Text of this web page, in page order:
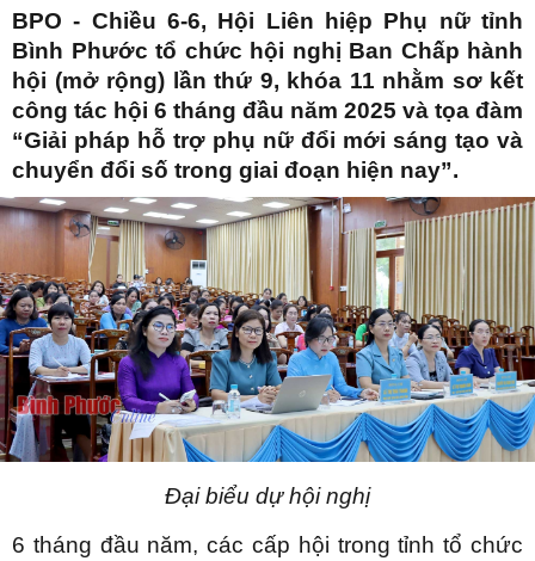
BPO - Chiều 6-6, Hội Liên hiệp Phụ nữ tỉnh
Bình Phước tổ chức hội nghị Ban Chấp hành
hội (mở rộng) lần thứ 9, khóa 11 nhằm sơ kết
công tác hội 6 tháng đầu năm 2025 và tọa đàm
“Giải pháp hỗ trợ phụ nữ đổi mới sáng tạo và
chuyển đổi số trong giai đoạn hiện nay”.
Đại biểu dự hội nghị
6 tháng đầu năm, các cấp hội trong tỉnh tổ chức